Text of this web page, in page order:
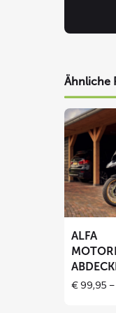
Ähnliche
Mehr
lesen
über
ALFA
ALFA
€99,95 –